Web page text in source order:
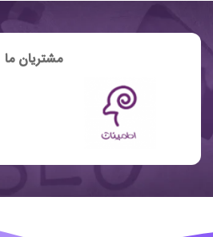
مشتریان ما